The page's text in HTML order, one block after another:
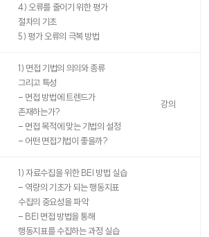
4) 오류를 줄이기 위한 평가
절차의 기초
5) 평가 오류의 극복 방법
1) 면접 기법의 의의와 종류
그리고 특성
- 면접 방법에 트렌드가
존재하는가?
- 면접 목적에 맞는 기법의 설정
- 어떤 면접기법이 좋을까?
강의
1) 자료수집을 위한 BEI 방법 실습
- 역량의 기초가 되는 행동지표
수집의 중요성을 파악
- BEI 면접 방법을 통해
행동지표를 수집하는 과정 실습